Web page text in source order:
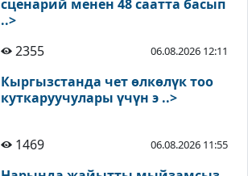
сценарий менен 48 саатта басып
..>
2355
06.08.2026 12:11
Кыргызстанда чет өлкөлүк тоо
куткаруучулары үчүн э ..>
1469 06.08.2026 11:55